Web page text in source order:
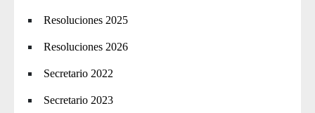
Resoluciones 2025
Resoluciones 2026
Secretario 2022
Secretario 2023